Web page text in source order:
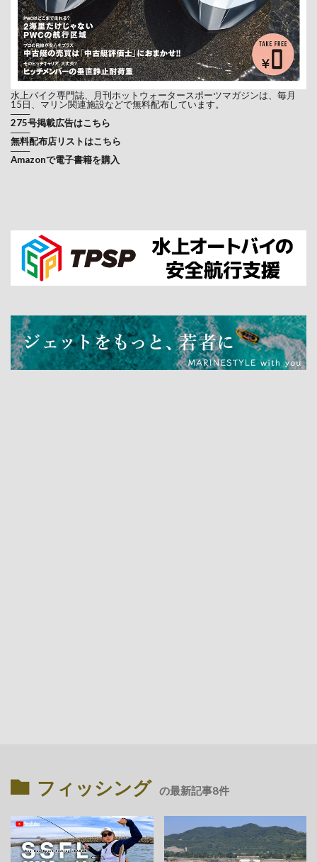
水上バイク専門誌、月刊ホットウォータースポーツマガジンは、毎月
15日、マリン関連施設などで無料配布しています。
───
275号掲載広告はこちら
───
無料配布店リストはこちら
───
Amazonで電子書籍を購入
フィッシング の最新記事8件